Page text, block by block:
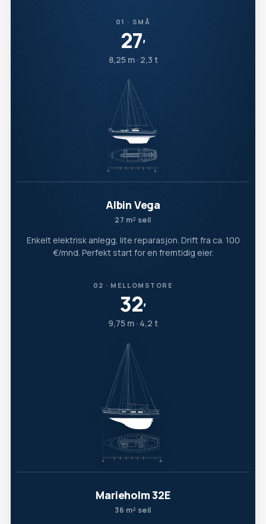
01 · SMÅ
27′
8,25 m · 2,3 t
Albin Vega
27 m² seil
Enkelt elektrisk anlegg, lite reparasjon. Drift fra ca. 100
€/mnd. Perfekt start for en fremtidig eier.
02 · MELLOMSTORE
32′
9,75 m · 4,2 t
Marieholm 32E
36 m² seil